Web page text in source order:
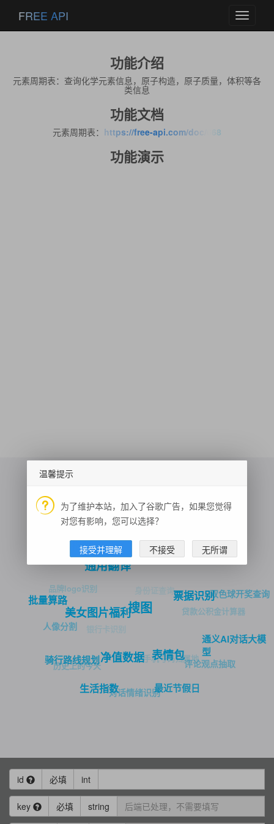
Toggle
FREE API
功能介绍
元素周期表：查询化学元素信息，原子构造，原子质量，体积等各
类信息
功能文档
元素周期表： https://free-api.com/doc/668
功能演示
骑行路线规划
生活指数
净值数据
美女图片福利
批量算路
人像分割
历史上的今天
对话情绪识别最近节假日
表情包
搜图
通用翻译
生活指数
彩票开奖
品牌logo识别
银行卡识别
手机号码归属地评论观点抽取
通义AI对话大模
型
票据识别
猫咪图片
逆地理编码
手写文字识别
邮编区号
身份证查询
贷款公积金计算器
双色球开奖查询
二维码生成
行驶证识别
时间偏移查询
id 必填 int
key 必填 string
温馨提示
为了维护本站，加入了谷歌广告，如果您觉得
对您有影响，您可以选择？
接受并理解 不接受 无所谓